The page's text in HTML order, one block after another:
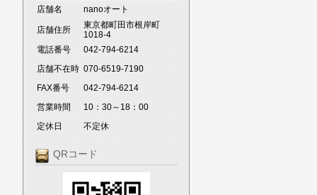
店舗名 nanoオート
店舗住所
東京都町田市根岸町
1018-4
電話番号
042-794-6214
店舗不在時 070-6519-7190
FAX番号
042-794-6214
営業時間
10：30～18：00
定休日
不定休
QRコード